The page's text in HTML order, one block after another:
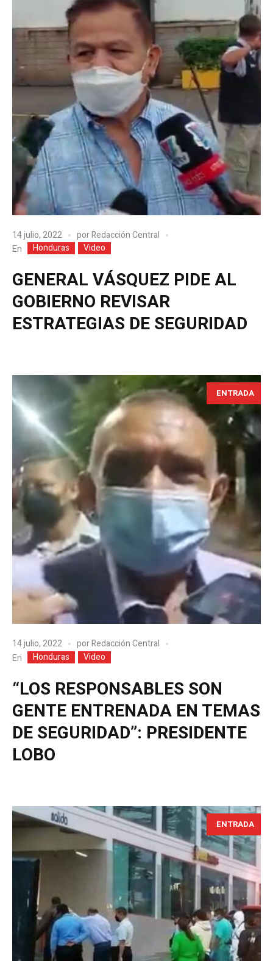
14 julio, 2022 porRedacción Central
En
Honduras Video
GENERAL VÁSQUEZ PIDE AL
GOBIERNO REVISAR
ESTRATEGIAS DE SEGURIDAD
ENTRADA
14 julio, 2022 porRedacción Central
En
Honduras Video
“LOS RESPONSABLES SON
GENTE ENTRENADA EN TEMAS
DE SEGURIDAD”: PRESIDENTE
LOBO
ENTRADA